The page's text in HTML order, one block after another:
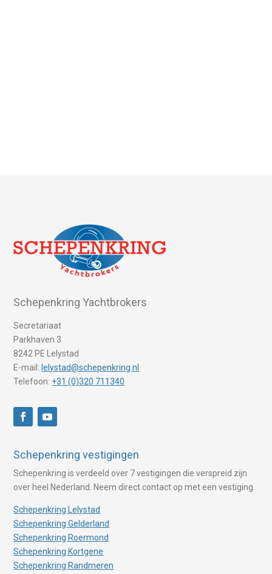
Schepenkring Yachtbrokers
Secretariaat
Parkhaven 3
8242 PE Lelystad
E-mail: lelystad@schepenkring.nl
Telefoon: +31 (0)320 711340
Schepenkring vestigingen
Schepenkring is verdeeld over 7 vestigingen die verspreid zijn
over heel Nederland. Neem direct contact op met een vestiging.
Schepenkring Lelystad
Schepenkring Gelderland
Schepenkring Roermond
Schepenkring Kortgene
Schepenkring Randmeren